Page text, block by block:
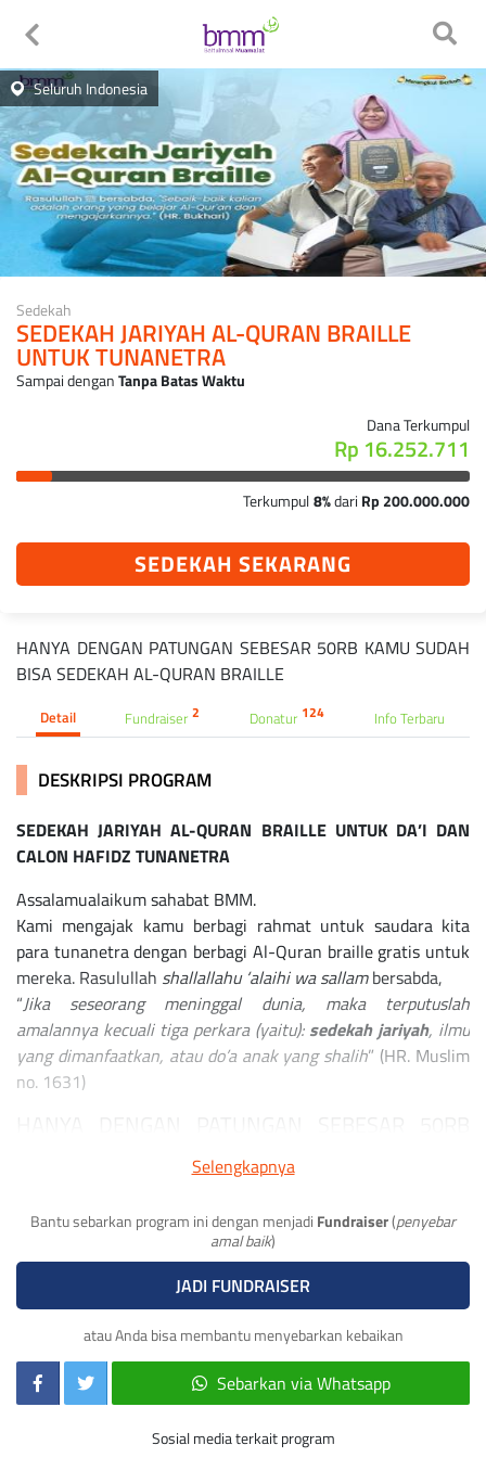
Seluruh Indonesia
Sedekah
SEDEKAH JARIYAH AL-QURAN BRAILLE
UNTUK TUNANETRA
Sampai denganTanpa Batas Waktu
Dana Terkumpul
Rp 16.252.711
Terkumpul8%dari Rp 200.000.000
SEDEKAH SEKARANG
HANYA DENGAN PATUNGAN SEBESAR 50RB KAMU SUDAH
BISA SEDEKAH AL-QURAN BRAILLE
Detail Fundraiser2 Donatur 124 Info Terbaru
DESKRIPSI PROGRAM
SEDEKAH JARIYAH AL-QURAN BRAILLE UNTUK DA’I DAN
CALON HAFIDZ TUNANETRA
Assalamualaikum sahabat BMM.
Kami mengajak kamu berbagi rahmat untuk saudara kita
para tunanetra dengan berbagi Al-Quran braille gratis untuk
mereka. Rasulullah shallallahu ‘alaihi wa sallambersabda,
“Jika seseorang meninggal dunia, maka terputuslah
amalannya kecuali tiga perkara (yaitu): sedekah jariyah, ilmu
yang dimanfaatkan, atau do’a anak yang shalih” (HR. Muslim
no. 1631)
Menjadi parahamil Al-Qur’andan lebih dekat
dengan Al-Quran adalah doa banyak tuna netra
muslim, Ustad Soni salah satunya sebagai Sekjen
Pusat ITMI DKI Jakarta beliau aktif mengajar ngaji
kepada sahabat sesama tunanetra.
Beliau adalah Yogi Madsuni atau yang lebih dikenal dengan
dirinya untuk berdakwah dan memberikan motivasi kepada
Selengkapnya
Bantu sebarkan program ini dengan menjadi Fundraiser(penyebar
amal baik)
JADI FUNDRAISER
atau Anda bisa membantu menyebarkan kebaikan
Sebarkan via Whatsapp
Sosial media terkait program